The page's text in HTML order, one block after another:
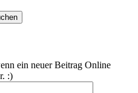
ein neuer Beitrag Online
:)